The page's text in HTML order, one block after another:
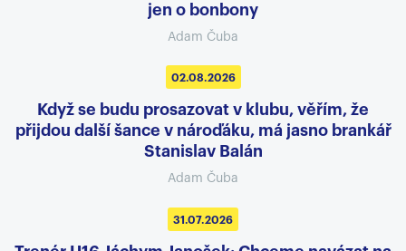
jen o bonbony
Adam Čuba
02.08.2026
Když se budu prosazovat v klubu, věřím, že
přijdou další šance v nároďáku, má jasno brankář
Stanislav Balán
Adam Čuba
31.07.2026